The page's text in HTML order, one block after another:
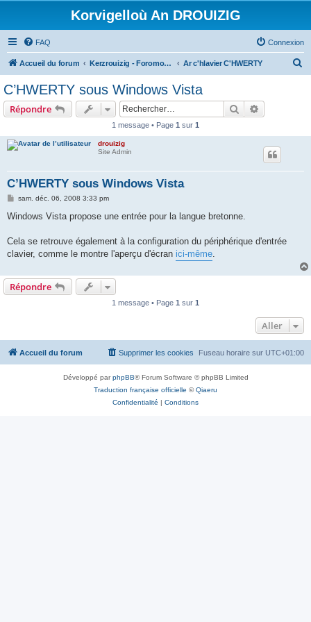
Korvigelloù An DROUIZIG
FAQ Connexion
Accueil du forum Kerzrouizig - Foromoù An Drouizig Ar c'hlavier C'HWERTY
C’HWERTY sous Windows Vista
Répondre Rechercher
1 message • Page 1 sur 1
drouizig
Site Admin
C’HWERTY sous Windows Vista
M
s
g
sam. déc. 06, 2008 3:33 pm
Windows Vista propose une entrée pour la langue bretonne.
Cela se retrouve également à la configuration du périphérique d'entrée
clavier, comme le montre l'aperçu d'écran ici-même.
Répondre
1 message • Page 1 sur 1
Aller
Accueil du forum Fuseau horaire sur UTC+01:00
Supprimer les cookies
Développé parphpBB® Forum Software © phpBB Limited
Traduction française officielle ©Qiaeru
Confidentialité | Conditions